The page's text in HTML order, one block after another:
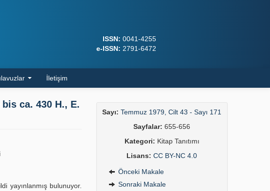
ISSN: 0041-4255
e-ISSN: 2791-6472
İletişim
ca. 430 H., E.
yayınlanmış bulunuyor.
Sayı: Temmuz 1979, Cilt 43 - Sayı 171
Sayfalar: 655-656
Kategori: Kitap Tanıtımı
Lisans: CC BY-NC 4.0
Önceki Makale
Sonraki Makale